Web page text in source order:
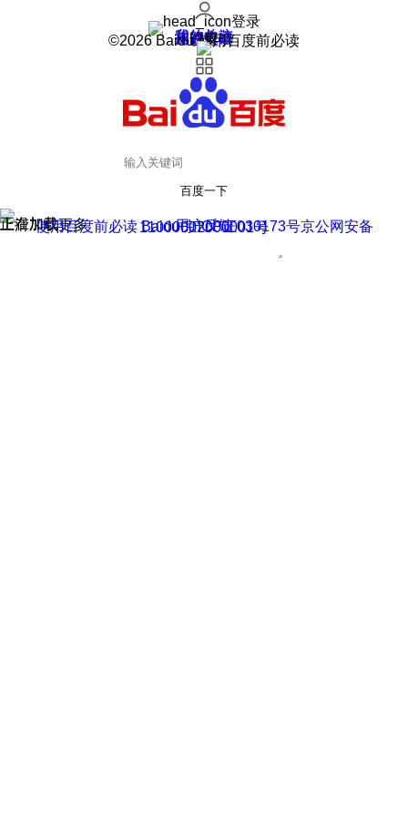
登录
我的关注
我的收藏
皮肤中心
用户反馈
设置
©2026 Baidu 使用百度前必读
百度一下
正在加载
上滑加载更多 用户反馈
使用百度前必读 Baidu 京ICP证030173号
京公网安备11000002000001号